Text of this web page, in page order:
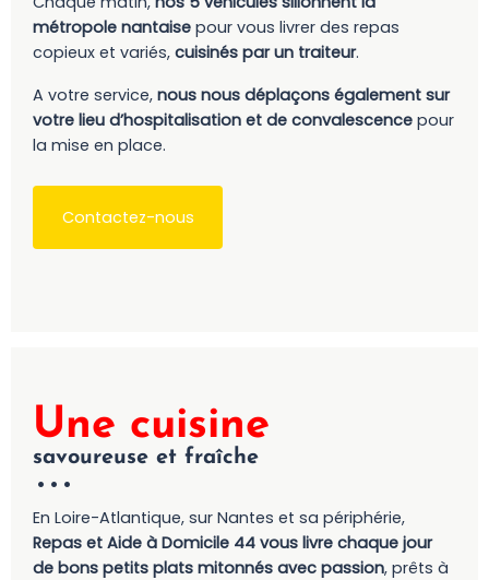
métropole nantaise pour vous livrer des repas
copieux et variés, cuisinés par un traiteur.
A votre service, nous nous déplaçons également sur
votre lieu d’hospitalisation et de convalescence pour
la mise en place.
Contactez-nous
Une cuisine
savoureuse et fraîche
En Loire-Atlantique, sur Nantes et sa périphérie,
Repas et Aide à Domicile 44 vous livre chaque jour
de bons petits plats mitonnés avec passion, prêts à